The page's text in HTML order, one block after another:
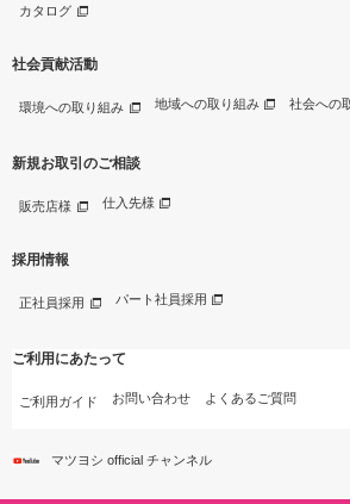
カタログ
社会貢献活動
環境への取り組み 地域への取り組み 社会への
新規お取引のご相談
販売店様 仕入先様
採用情報
正社員採用 パート社員採用
ご利用にあたって
ご利用ガイド お問い合わせ よくあるご質問
マツヨシ official チャンネル